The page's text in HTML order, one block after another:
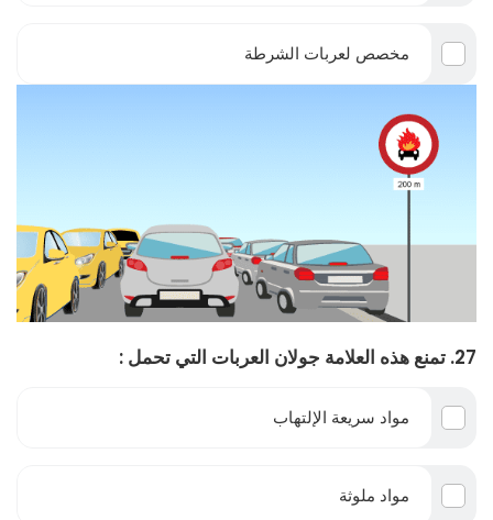
مخصص لعربات الشرطة
27. تمنع هذه العلامة جولان العربات التي تحمل :
مواد سريعة الإلتهاب
مواد ملوثة